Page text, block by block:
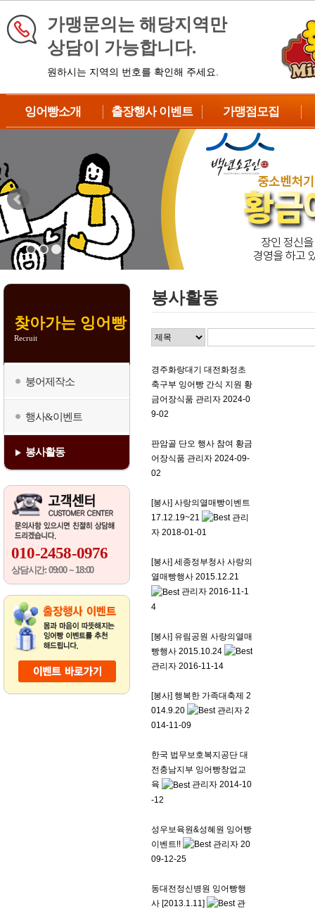
가맹문의는 해당지역만
상담이 가능합니다.
원하시는 지역의 번호를 확인해 주세요.
잉어빵소개
제조방법
출장행사 이벤트
대형이벤트
중형이벤트
DIY이벤트
BIG이벤트
가맹점모집
가맹점종류
창업대상
창업절차
수익성분석
성공차별화전략
자주하는질문
찾아가는 잉어빵
Recruit
붕어제작소
행사&이벤트
봉사활동
010-2458-0976
상담시간: 09:00 ~ 18:00
봉사활동
경주화랑대기 대전화정초
축구부 잉어빵 간식 지원 황
금어장식품 관리자 2024-0
9-02
판암골 단오 행사 참여 황금
어장식품 관리자 2024-09-
02
[봉사] 사랑의열매빵이벤트
17.12.19~21
관리
자 2018-01-01
[봉사] 세종정부청사 사랑의
열매빵행사 2015.12.21
관리자 2016-11-1
4
[봉사] 유림공원 사랑의열매
빵행사 2015.10.24
관리자 2016-11-14
[봉사] 행복한 가족대축제 2
014.9.20
관리자 2
014-11-09
한국 법무보호복지공단 대
전충남지부 잉어빵창업교
육
관리자 2014-10
-12
성우보육원&성혜원 잉어빵
이벤트!!
관리자 20
09-12-25
동대전정신병원 잉어빵행
사 [2013.1.11]
관